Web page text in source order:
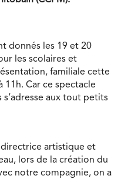
donnés les 19 et 20
les scolaires et
familiale cette
11h. Car ce spectacle
aux tout petits
directrice artistique et
lors de la création du
notre compagnie, on a